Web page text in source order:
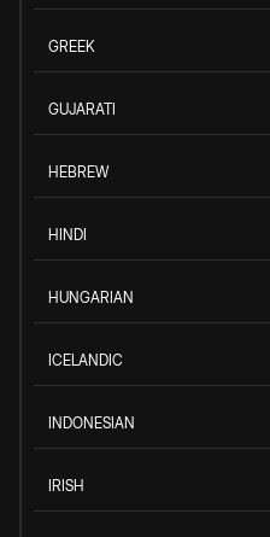
GREEK
GUJARATI
HEBREW
HINDI
HUNGARIAN
ICELANDIC
INDONESIAN
IRISH